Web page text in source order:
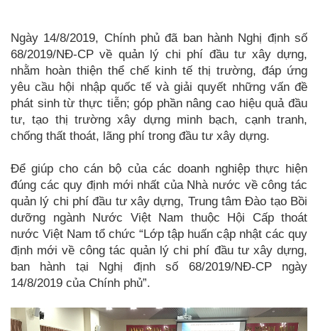
Ngày 14/8/2019, Chính phủ đã ban hành Nghị định số
68/2019/NĐ-CP về quản lý chi phí đầu tư xây dựng,
nhằm hoàn thiện thể chế kinh tế thị trường, đáp ứng
yêu cầu hội nhập quốc tế và giải quyết những vấn đề
phát sinh từ thực tiễn; góp phần nâng cao hiệu quả đầu
tư, tạo thị trường xây dựng minh bạch, cạnh tranh,
chống thất thoát, lãng phí trong đầu tư xây dựng.
Để giúp cho cán bộ của các doanh nghiệp thực hiện
đúng các quy định mới nhất của Nhà nước về công tác
quản lý chi phí đầu tư xây dựng, Trung tâm Đào tạo Bồi
dưỡng ngành Nước Việt Nam thuộc Hội Cấp thoát
nước Việt Nam tổ chức “Lớp tập huấn cập nhật các quy
định mới về công tác quản lý chi phí đầu tư xây dựng,
ban hành tại Nghị định số 68/2019/NĐ-CP ngày
14/8/2019 của Chính phủ”.